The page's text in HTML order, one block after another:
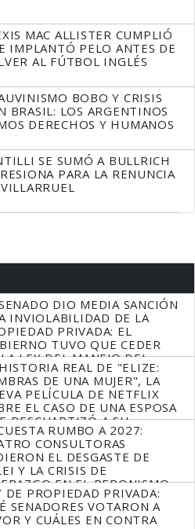
MAC ALLISTER CUMPLIÓ
IMPLANTÓ PELO ANTES DE
AL FÚTBOL INGLÉS
BOBO Y CRISIS
BRASIL: LOS ARGENTINOS
DERECHOS Y HUMANOS
SE SUMÓ A BULLRICH
PARA LA RENUNCIA
DIO MEDIA SANCIÓN
INVIOLABILIDAD DE LA
PRIVADA: EL
TUVO QUE CEDER
LEY DEL MANEJO DEL
REAL DE "ELIZE:
DE UNA MUJER", LA
PELÍCULA DE NETFLIX
EL CASO DE UNA ESPOSA
DESCUARTIZÓ A SU
RUMBO A 2027:
CONSULTORAS
EL DESGASTE DE
Y LA CRISIS DE
EN EL PERONISMO
DE PROPIEDAD PRIVADA:
SENADORES VOTARON A
Y CUÁLES EN CONTRA